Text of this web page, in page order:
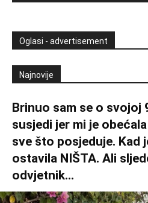
Oglasi - advertisement
Najnovije
Brinuo sam se o svojoj
susjedi jer mi je
sve što posjeduje. Kad
ostavila NIŠTA. Ali
odvjetnik...